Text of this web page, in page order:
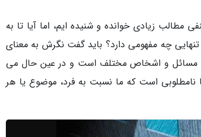
زیادی خوانده و شنیده ایم، اما آیا تا به
چه مفهومی دارد؟ باید گفت نگرش به معنای
مسائل و اشخاص مختلف است و در عین حال می
است که ما نسبت به فرد، موضوع یا هر